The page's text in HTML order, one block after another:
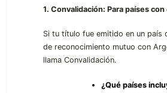
1. Convalidación: Para países
Si tu título fue emitido en un país
de reconocimiento mutuo con
llama Convalidación.
¿Qué países